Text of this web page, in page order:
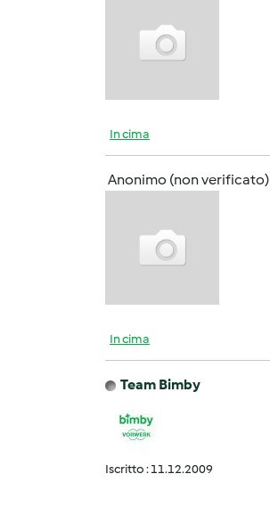
In cima
Anonimo (non verificato)
In cima
Team Bimby
Iscritto : 11.12.2009